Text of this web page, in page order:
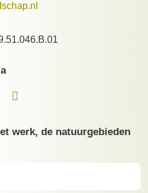
werk, de natuurgebieden